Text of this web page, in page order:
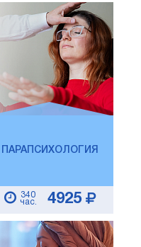
ПАРАПСИХОЛОГИЯ
340
час.
4925